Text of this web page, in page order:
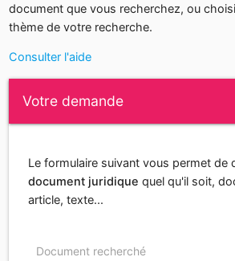
document que vous recherchez, ou
thème de votre recherche.
Consulter l'aide
Votre demande
Le formulaire suivant vous permet de
document juridique quel qu'il soit,
article, texte...
Document recherché